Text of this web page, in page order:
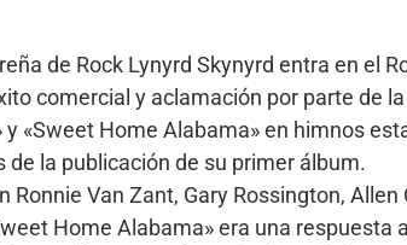
de Rock Lynyrd Skynyrd entra en el
comercial y aclamación por parte de
y «Sweet Home Alabama» en himnos
la publicación de su primer álbum.
Van Zant, Gary Rossington,
Home Alabama» era una respuesta